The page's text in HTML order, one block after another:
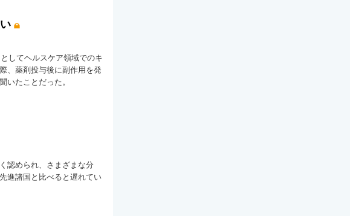
してヘルスケア領域でのキ
、薬剤投与後に副作用を発
いたことだった。
認められ、さまざまな分
進諸国と比べると遅れてい